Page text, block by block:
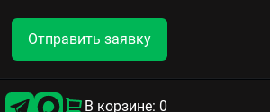
Отправить заявку
В корзине: 0